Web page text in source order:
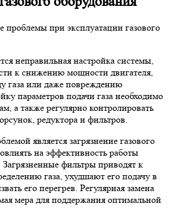
неправильная настройка системы,
к снижению мощности двигателя,
газа или даже повреждению
параметров подачи газа необходимо
а также регулярно контролировать
редуктора и фильтров.
является загрязнение газового
на эффективность работы
фильтры приводят к
газа, ухудшают его подачу в
его перегрев. Регулярная замена
мера для поддержания оптимальной